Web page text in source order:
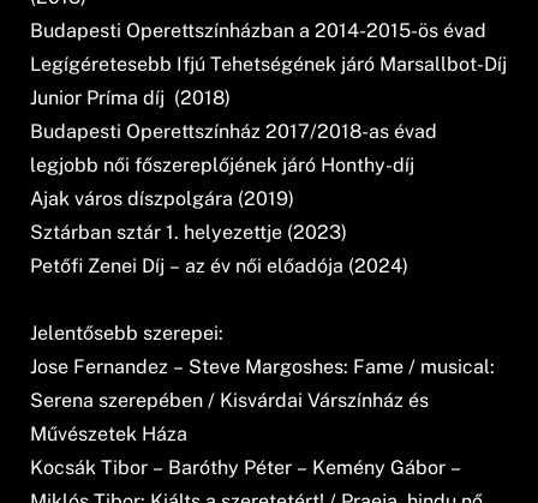
Budapesti Operettszínházban a 2014-2015-ös évad
Legígéretesebb Ifjú Tehetségének járó Marsallbot-Díj
Junior Príma díj (2018)
Budapesti Operettszínház 2017/2018-as évad
legjobb női főszereplőjének járó Honthy-díj
Ajak város díszpolgára (2019)
Sztárban sztár 1. helyezettje (2023)
Petőfi Zenei Díj – az év női előadója (2024)
Jelentősebb szerepei:
Jose Fernandez – Steve Margoshes: Fame / musical:
Serena szerepében / Kisvárdai Várszínház és
Művészetek Háza
Kocsák Tibor – Baróthy Péter – Kemény Gábor –